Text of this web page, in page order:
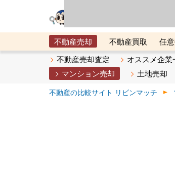
不動産売却 不動産買取 任
メタ住宅展示場
ベスト不動産カ
不動産売却査定 オススメ企業
マンション売却
土地売却
不動産の比較サイト リビンマッチ